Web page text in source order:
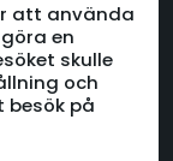
att använda
en
skulle
och
besök på